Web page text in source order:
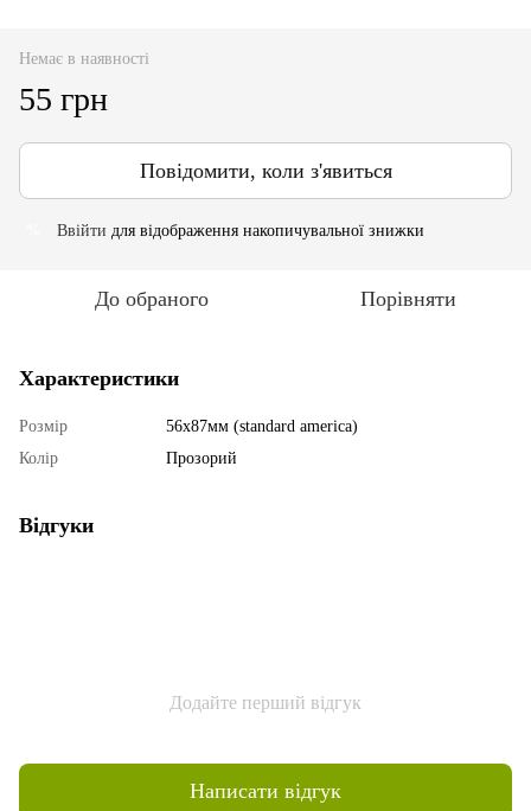
Немає в наявності
55 грн
Повідомити, коли з'явиться
Ввійти для відображення накопичувальної знижки
До обраного Порівняти
Характеристики
Розмір
56х87мм (standard america)
Колір
Прозорий
Відгуки
Додайте перший відгук
Написати відгук